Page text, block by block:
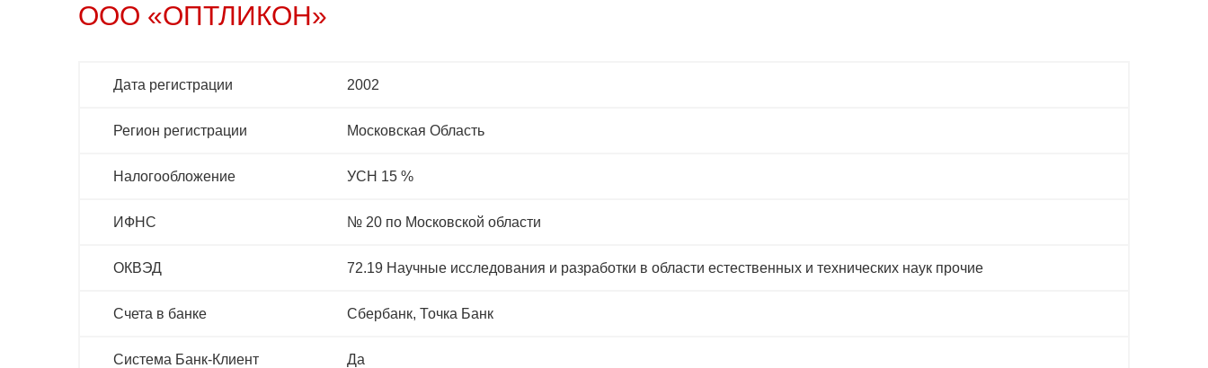
ООО «ОПТЛИКОН»
Дата регистрации 2002
Регион регистрации Московская Область
Налогообложение УСН 15 %
ИФНС № 20 по Московской области
ОКВЭД 72.19 Научные исследования и разработки в области естественных и технических наук прочие
Счета в банке Сбербанк, Точка Банк
Система Банк-Клиент Да